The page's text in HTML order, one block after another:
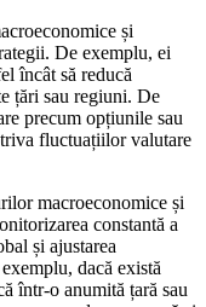
și
De exemplu, ei
încât să reducă
țări sau regiuni. De
precum opțiunile sau
fluctuațiilor valutare
macroeconomice și
constantă a
și ajustarea
dacă există
într-o anumită țară sau